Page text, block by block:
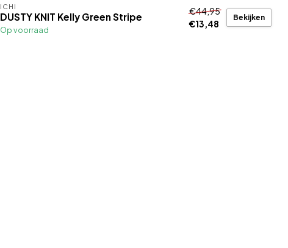
ICHI
DUSTY KNIT Kelly Green Stripe
Op voorraad
€44,95
€13,48
Bekijken